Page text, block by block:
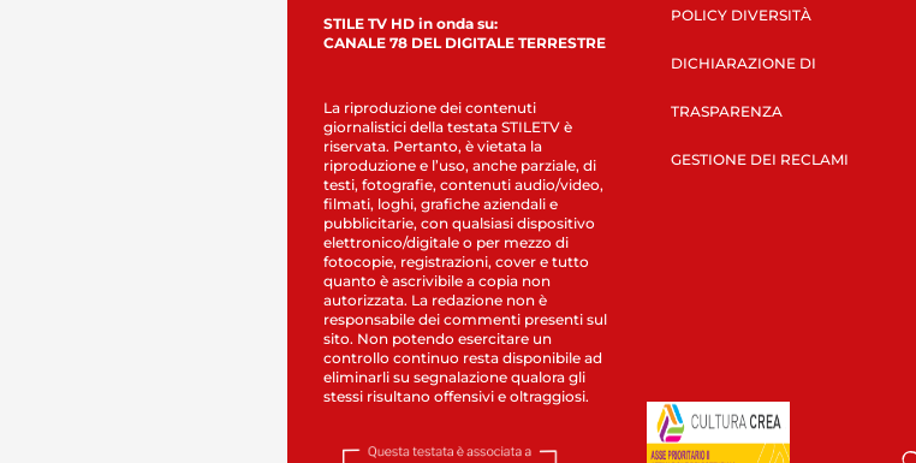
STILE TV HD in onda su:
CANALE 78 DEL DIGITALE TERRESTRE
La riproduzione dei contenuti
giornalistici della testata STILETV è
riservata. Pertanto, è vietata la
riproduzione e l’uso, anche parziale, di
testi, fotografie, contenuti audio/video,
filmati, loghi, grafiche aziendali e
pubblicitarie, con qualsiasi dispositivo
elettronico/digitale o per mezzo di
fotocopie, registrazioni, cover e tutto
quanto è ascrivibile a copia non
autorizzata. La redazione non è
responsabile dei commenti presenti sul
sito. Non potendo esercitare un
controllo continuo resta disponibile ad
eliminarli su segnalazione qualora gli
stessi risultano offensivi e oltraggiosi.
POLICY DIVERSITÀ
DICHIARAZIONE DI
TRASPARENZA
GESTIONE DEI RECLAMI